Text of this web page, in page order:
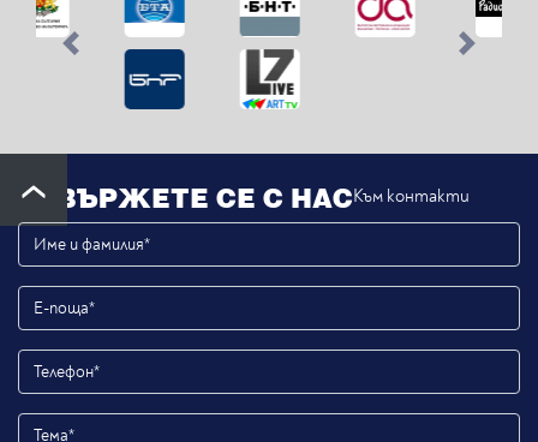
Previous Next
СВЪРЖЕТЕ СЕ С НАСКъм контакти